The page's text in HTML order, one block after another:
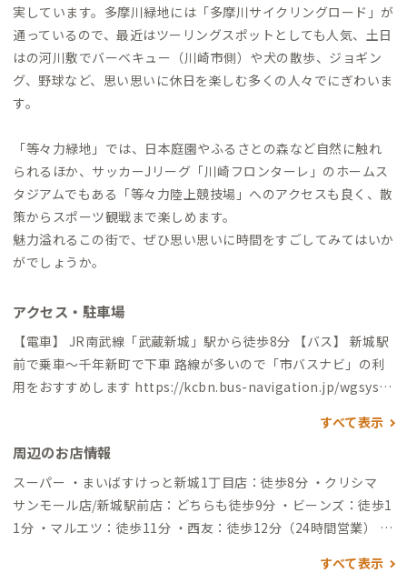
実しています。多摩川緑地には「多摩川サイクリングロード」が
通っているので、最近はツーリングスポットとしても人気、土日
はの河川敷でバーベキュー（川崎市側）や犬の散歩、ジョギン
グ、野球など、思い思いに休日を楽しむ多くの人々でにぎわいま
す。
「等々力緑地」では、日本庭園やふるさとの森など自然に触れ
られるほか、サッカーJリーグ「川崎フロンターレ」のホームス
タジアムでもある「等々力陸上競技場」へのアクセスも良く、散
策からスポーツ観戦まで楽しめます。
魅力溢れるこの街で、ぜひ思い思いに時間をすごしてみてはいか
がでしょうか。
アクセス・駐車場
【電車】 JR南武線「武蔵新城」駅から徒歩8分 【バス】 新城駅
前で乗車〜千年新町で下車 路線が多いので「市バスナビ」の利
用をおすすめします https://kcbn.bus-navigation.jp/wgsys/w
すべて表示
周辺のお店情報
スーパー ・まいばすけっと新城1丁目店：徒歩8分 ・クリシマ
サンモール店/新城駅前店：どちらも徒歩9分 ・ビーンズ：徒歩1
1分 ・マルエツ：徒歩11分 ・西友：徒歩12分（24時間営業） ・
ァミリーマート：徒歩6分 ・ミニストップ：徒歩8分 ・ローソ
すべて表示